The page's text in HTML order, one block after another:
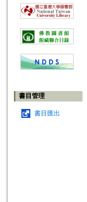
書目管理
書目匯出